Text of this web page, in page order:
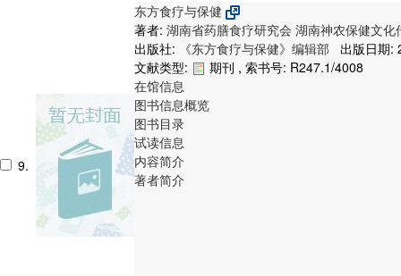
9.
东方食疗与保健
著者: 湖南省药膳食疗研究会 湖南神农保健文化
出版社:
《东方食疗与保健》编辑部
出版日期:
文献类型:
期刊 , 索书号: R247.1/4008
在馆信息
图书信息概览
图书目录
试读信息
内容简介
著者简介